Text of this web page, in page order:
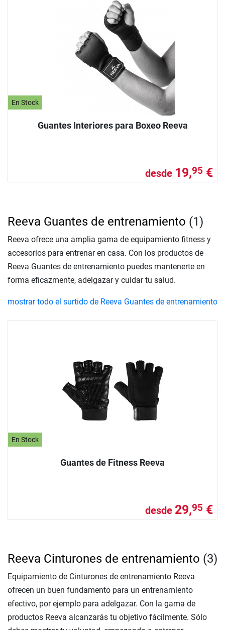
En Stock
Guantes Interiores para Boxeo Reeva
desde 19,95 €
En Stock
Guantes de Fitness Reeva
desde 29,95 €
Reeva Guantes de entrenamiento (1)
Reeva ofrece una amplia gama de equipamiento fitness y
accesorios para entrenar en casa. Con los productos de
Reeva Guantes de entrenamiento puedes mantenerte en
forma eficazmente, adelgazar y cuidar tu salud.
mostrar todo el surtido de Reeva Guantes de entrenamiento
Reeva Cinturones de entrenamiento (3)
Equipamiento de Cinturones de entrenamiento Reeva
ofrecen un buen fundamento para un entrenamiento
efectivo, por ejemplo para adelgazar. Con la gama de
productos Reeva alcanzarás tu objetivo fácilmente. Sólo